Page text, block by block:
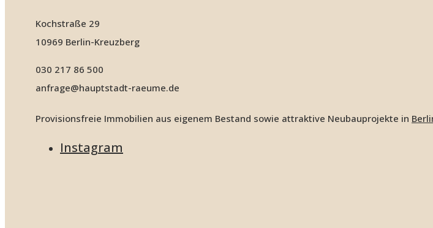
Kochstraße 29
10969 Berlin-Kreuzberg
030 217 86 500
anfrage@hauptstadt-raeume.de
Provisionsfreie Immobilien aus eigenem Bestand sowie attraktive Neubauprojekte in
Instagram